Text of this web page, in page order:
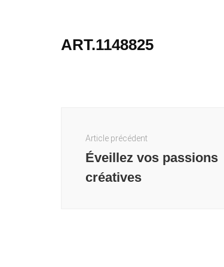
ART.1148825
d'articleArticle précédent
Éveillez vos passions
créatives